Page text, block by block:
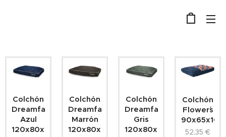
Colchón
Dreamfactory
Azul
120x80x10cm
Colchón
Dreamfactory
Marrón
120x80x10cm
Colchón
Dreamfactory
Gris
120x80x10cm
Colchón
Flower´s
52,35 €